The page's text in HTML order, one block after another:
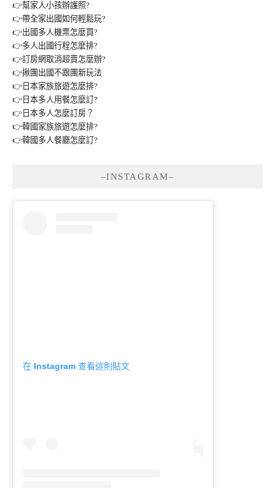
👉幫家人小孩辦護照?
👉帶全家出國如何輕鬆玩?
👉出國多人機票怎麼買?
👉多人出國行程怎麼排?
👉訂房網取消超賣怎麼辦?
👉揪團出國不跟團新玩法
👉日本家族旅遊怎麼排?
👉日本多人用餐怎麼訂?
👉日本多人怎麼訂房？
👉韓國家族旅遊怎麼排?
👉韓國多人餐廳怎麼訂?
–INSTAGRAM–
在 Instagram 查看這則貼文